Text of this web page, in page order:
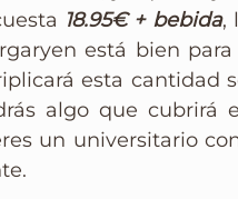
18.95€ + bebida,
está bien
esta cantidad
algo que cubrirá
un universitario